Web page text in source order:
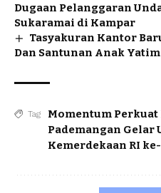
Dugaan Pelanggaran
Sukaramai di Kampar
Tasyakuran Kantor
Dan Santunan Anak
Tag Momentum Perkuat
Pademangan Gelar
Kemerdekaan RI